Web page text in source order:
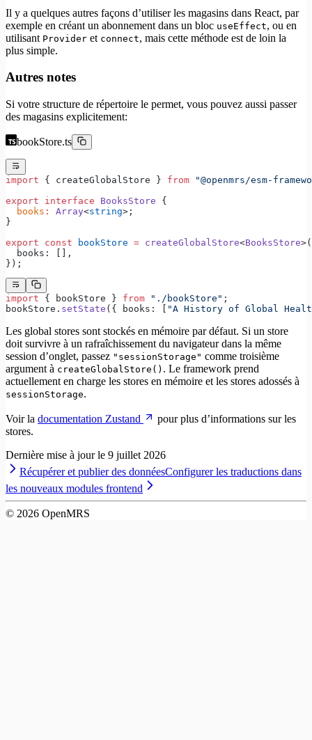
Il y a quelques autres façons d’utiliser les magasins dans React, par
exemple en créant un abonnement dans un bloc useEffect, ou en
utilisant Provider et connect, mais cette méthode est de loin la
plus simple.
Autres notes
Si votre structure de répertoire le permet, vous pouvez aussi passer
des magasins explicitement:
bookStore.ts
import { createGlobalStore } from "@openmrs/esm-
export interface BooksStore {
  books
: Array<string>;
}
export const bookStore = createGlobalStore<BooksStore>(
  books: [],
});
import { bookStore } from "./bookStore" ;
bookStore. setState ({ books: [ "A History of Global
Les global stores sont stockés en mémoire par défaut. Si un store
doit survivre à un rafraîchissement du navigateur dans la même
session d’onglet, passez "sessionStorage" comme troisième
argument à createGlobalStore() . Le framework prend
actuellement en charge les stores en mémoire et les stores adossés à
sessionStorage.
Voir la documentation Zustand
pour plus d’informations sur les
stores.
Dernière mise à jour le 9 juillet 2026
Récupérer et publier des donnéesConfigurer les traductions dans
les nouveaux modules frontend
© 2026 OpenMRS